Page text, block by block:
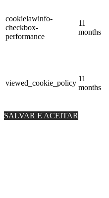
cookielawinfo-
checkbox-
performance
11
months
viewed_cookie_policy
11
months
SALVAR E ACEITAR